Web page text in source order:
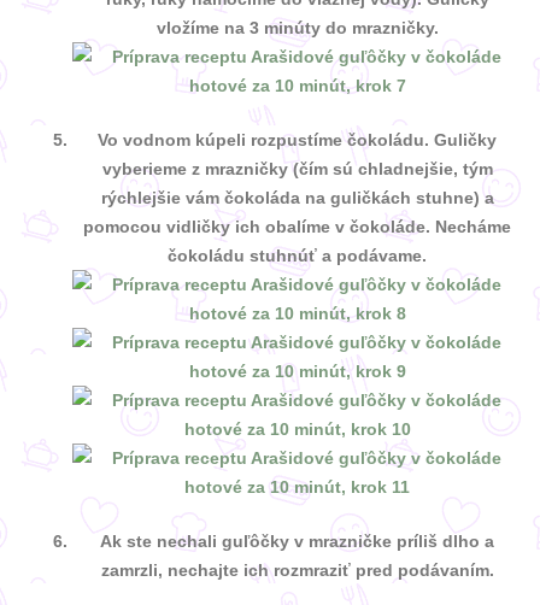
vložíme na 3 minúty do mrazničky.
Vo vodnom kúpeli rozpustíme čokoládu. Guličky
vyberieme z mrazničky (čím sú chladnejšie, tým
rýchlejšie vám čokoláda na guličkách stuhne) a
pomocou vidličky ich obalíme v čokoláde. Necháme
čokoládu stuhnúť a podávame.
Ak ste nechali guľôčky v mrazničke príliš dlho a
zamrzli, nechajte ich rozmraziť pred podávaním.